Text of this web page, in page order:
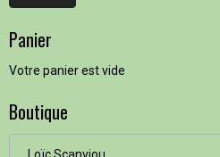
Panier
Votre panier est vide
Boutique
Loïc Scanviou